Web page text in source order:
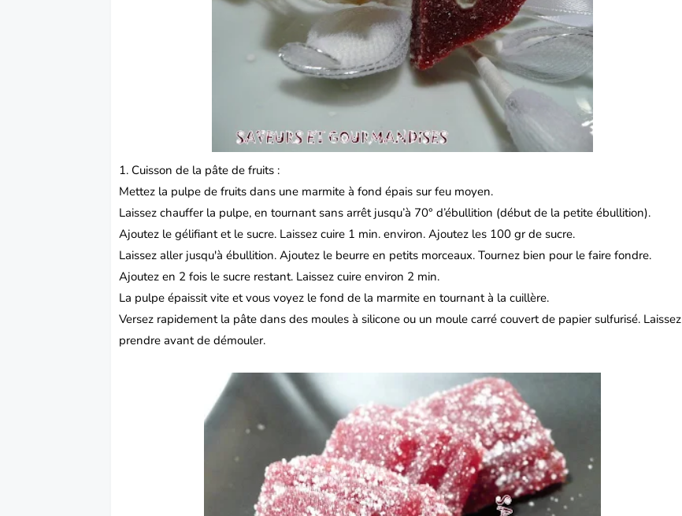
1. Cuisson de la pâte de fruits :
Mettez la pulpe de fruits dans une marmite à fond épais sur feu moyen.
Laissez chauffer la pulpe, en tournant sans arrêt jusqu’à 70° d’ébullition (début de la petite ébullition).
Ajoutez le gélifiant et le sucre. Laissez cuire 1 min. environ. Ajoutez les 100 gr de sucre.
Laissez aller jusqu'à ébullition. Ajoutez le beurre en petits morceaux. Tournez bien pour le faire fondre.
Ajoutez en 2 fois le sucre restant. Laissez cuire environ 2 min.
La pulpe épaissit vite et vous voyez le fond de la marmite en tournant à la cuillère.
Versez rapidement la pâte dans des moules à silicone ou un moule carré couvert de papier sulfurisé. Laissez
prendre avant de démouler.